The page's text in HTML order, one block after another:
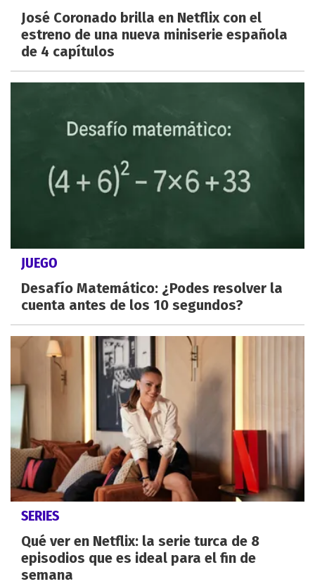
José Coronado brilla en Netflix con el
estreno de una nueva miniserie española
de 4 capítulos
JUEGO
Desafío Matemático: ¿Podes resolver la
cuenta antes de los 10 segundos?
SERIES
Qué ver en Netflix: la serie turca de 8
episodios que es ideal para el fin de
semana